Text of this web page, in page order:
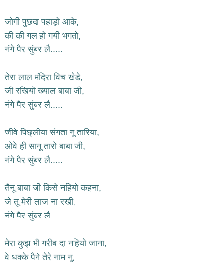
baba
balak
nath
bhajans
भजन
patriotic
bhajans
भजन
khatu
shaym
दादी
भजन
rani
sati
बावा
लाल
जोगी पुछदा पहाड़ो आके,
की की गल हो गयी भगतो,
नंगे पैर सुंबर लै.....
तेरा लाल मंदिरा विच खेडे,
जी रखियो ख्याल बाबा जी,
नंगे पैर सुंबर लै.....
जीवे पिछ्लीया संगता नू तारिया,
ओवे ही सानू तारो बाबा जी,
नंगे पैर सुंबर लै.....
तैनू बाबा जी किसे नहियो कहना,
जे तू मेरी लाज ना रखी,
नंगे पैर सुंबर लै.....
मेरा कुझ भी गरीब दा नहियो जाना,
वे धक्के पैने तेरे नाम नू,